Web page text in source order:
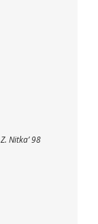
Z. Nitka’ 98